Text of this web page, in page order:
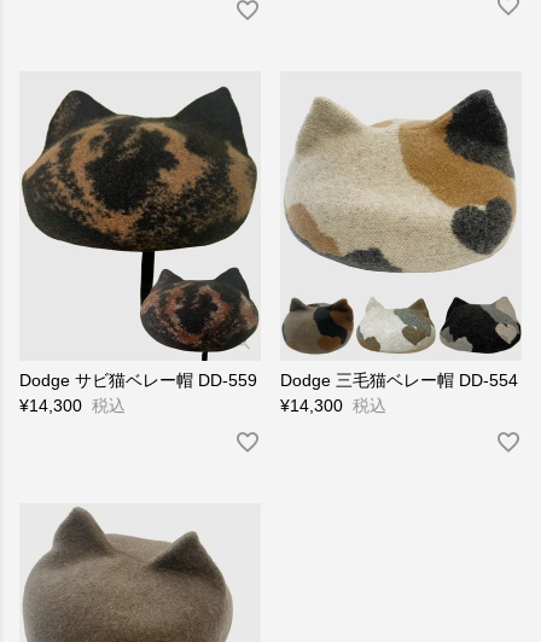
Dodge サビ猫ベレー帽 DD-559
¥14,300 税込
Dodge 三毛猫ベレー帽 DD-554
¥14,300 税込